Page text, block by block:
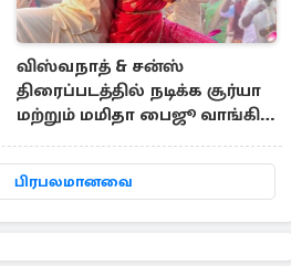
விஸ்வநாத் & சன்ஸ்
திரைப்படத்தில் நடிக்க சூர்யா
மற்றும் மமிதா பைஜூ வாங்கிய
பிரபலமானவை